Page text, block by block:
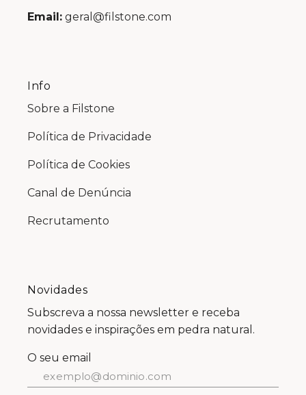
Email: geral@filstone.com
Info
Sobre a Filstone
Política de Privacidade
Política de Cookies
Canal de Denúncia
Recrutamento
Novidades
Subscreva a nossa newsletter e receba
novidades e inspirações em pedra natural.
O seu email